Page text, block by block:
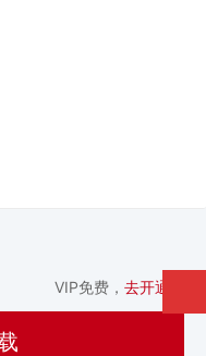
VIP免费， 去开通 >